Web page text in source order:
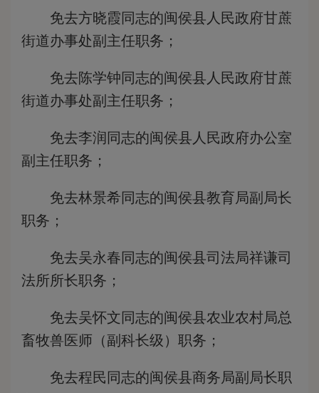
免去方晓霞同志的闽侯县人民政府甘蔗
街道办事处副主任职务；
免去陈学钟同志的闽侯县人民政府甘蔗
街道办事处副主任职务；
免去李润同志的闽侯县人民政府办公室
副主任职务；
免去林景希同志的闽侯县教育局副局长
职务；
免去吴永春同志的闽侯县司法局祥谦司
法所所长职务；
免去吴怀文同志的闽侯县农业农村局总
畜牧兽医师（副科长级）职务；
免去程民同志的闽侯县商务局副局长职